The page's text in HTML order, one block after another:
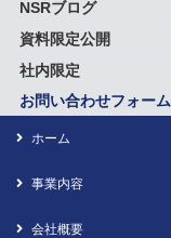
NSRブログ
資料限定公開
社内限定
お問い合わせフォーム
ホーム
事業内容
会社概要